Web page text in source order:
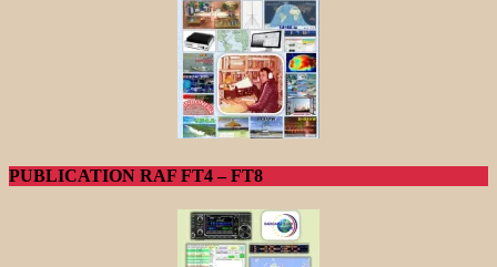
PUBLICATION RAF FT4 – FT8